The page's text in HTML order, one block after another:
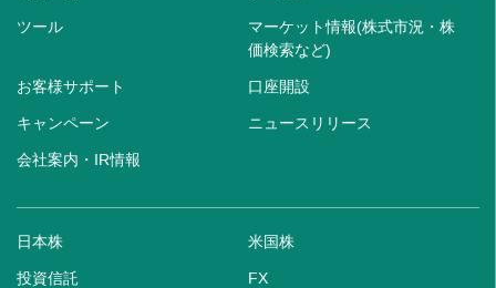
ツール
マーケット情報(株式市況・株
価検索など)
お客様サポート 口座開設
キャンペーン ニュースリリース
会社案内・IR情報
日本株 米国株
投資信託 FX